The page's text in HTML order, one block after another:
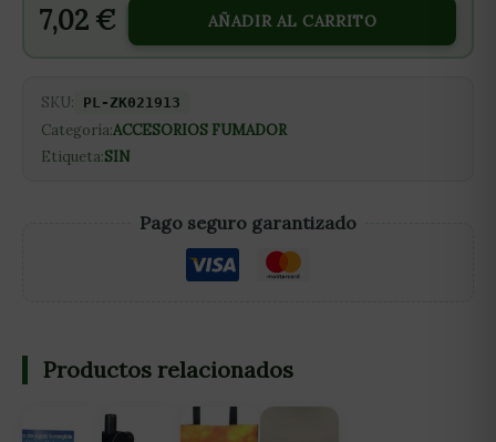
7,02 € AÑADIR AL CARRITO
SKU: PL-ZK021913
Categoría:ACCESORIOS FUMADOR
Etiqueta:SIN
Pago seguro garantizado
Productos relacionados